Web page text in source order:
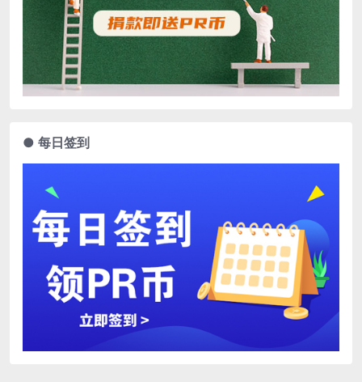
● 每日签到